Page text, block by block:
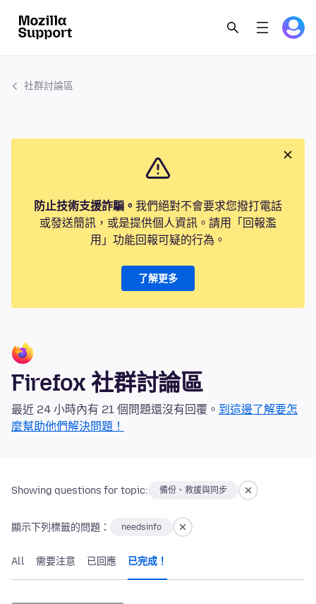
社群討論區
防止技術支援詐騙。 我們絕對不會要求您撥打電話
或發送簡訊，或是提供個人資訊。請用「回報濫
用」功能回報可疑的行為。
了解更多
Firefox 社群討論區
最近 24 小時內有 21 個問題還沒有回覆。 到這邊了解要怎
麼幫助他們解決問題！
Showing questions for topic: 備份、救援與同步
顯示下列標籤的問題： needsinfo
All 需要注意 已回應 已完成！